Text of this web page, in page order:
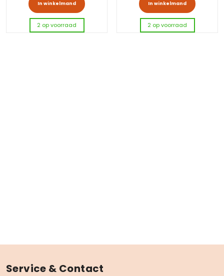
In winkelmand
2 op voorraad
In winkelmand
2 op voorraad
Service & Contact